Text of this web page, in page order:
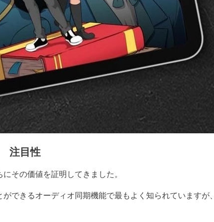
注目性
その価値を証明してきました。
できるオーディオ同期機能で最もよく知られていますが、